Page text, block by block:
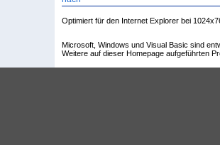
Optimiert für den Internet Explorer bei
Microsoft, Windows und Visual Basic sind
Weitere auf dieser Homepage aufgeführten